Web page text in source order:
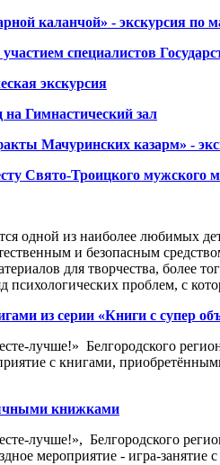
каланчой» - экскурсия по
специалистов
экскурсия
Гимнастический зал
Мачуринских казарм» -
Свято-Троицкого мужского
одной из наиболее любимых
и безопасным
для творчества, более
психологических проблем, с
из серии «Книги с супер
лучше!» Белгородского
с книгами,
книжками
лучше!», Белгородского
мероприятие - игра-